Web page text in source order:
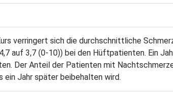
verringert sich die durchschnittliche
auf 3,7 (0-10)) bei den Hüftpatienten. Ein
Der Anteil der Patienten mit
Jahr später beibehalten wird.